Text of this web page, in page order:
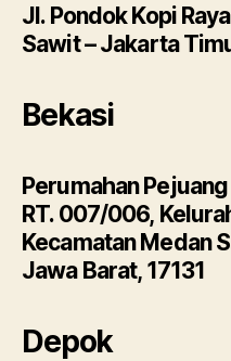
Jl. Pondok Kopi
Sawit – Jakarta
Bekasi
Perumahan
RT. 007/006,
Kecamatan Medan
Jawa Barat, 17131
Depok